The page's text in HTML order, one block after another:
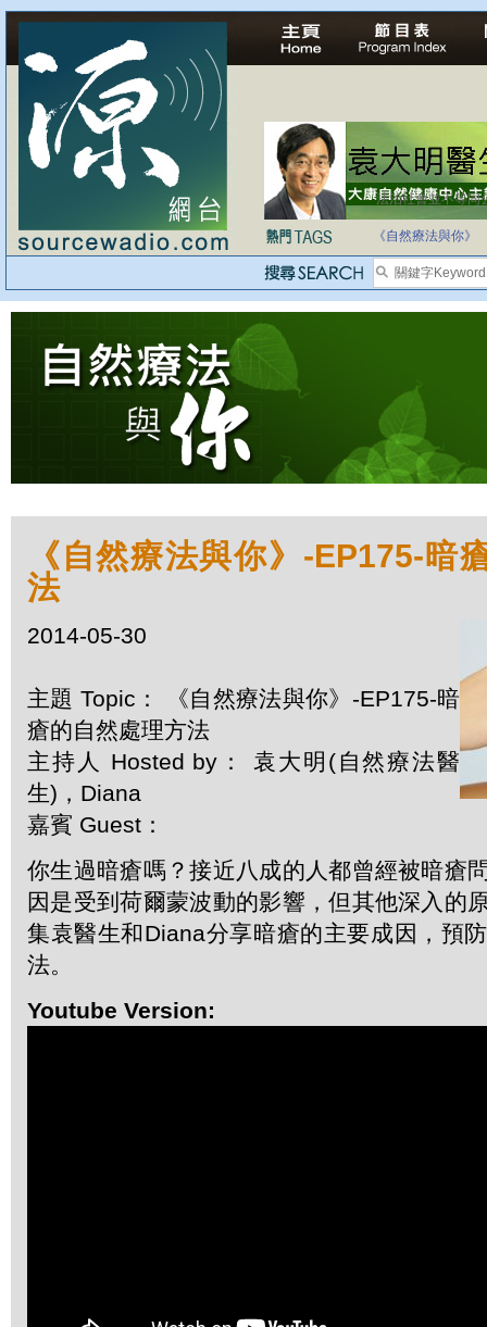
法治社會並不等同
《自然療法與你》
《自然療法與你》-EP175-暗
法
2014-05-30
主題 Topic： 《自然療法與你》-EP175-暗
瘡的自然處理方法
主持人 Hosted by： 袁大明(自然療法醫
生)，Diana
嘉賓 Guest：
你生過暗瘡嗎？接近八成的人都曾經被暗瘡
因是受到荷爾蒙波動的影響，但其他深入的
集袁醫生和Diana分享暗瘡的主要成因，預
法。
Youtube Version: